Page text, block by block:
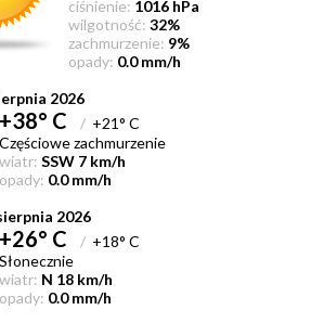
ciśnienie: 1016 hPa
wilgotność: 32%
zachmurzenie: 9%
opady: 0.0 mm/h
2026
+38° C /+21° C
Częściowe zachmurzenie
wiatr: SSW 7 km/h
opady: 0.0 mm/h
2026
+26° C /+18° C
Słonecznie
wiatr: N 18 km/h
opady: 0.0 mm/h